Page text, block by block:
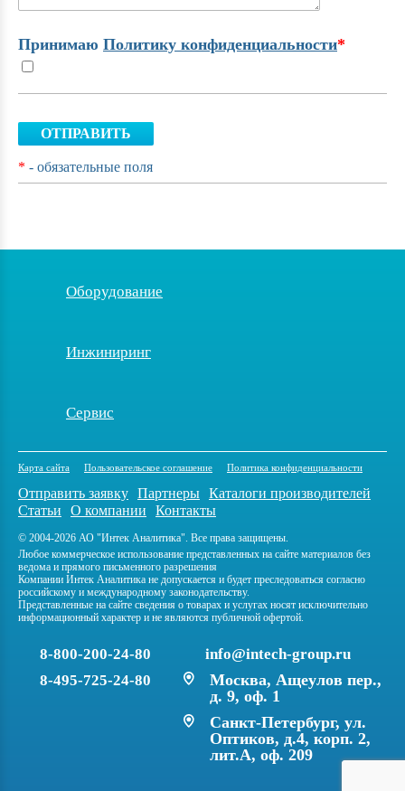
Принимаю Политику конфиденциальности*
ОТПРАВИТЬ
* - обязательные поля
Оборудование
Инжиниринг
Сервис
Карта сайта Пользовательское соглашение Политика конфиденциальности
Отправить заявку Партнеры Каталоги производителей
Статьи
О компании Контакты
© 2004-2026 АО "Интек Аналитика". Все права защищены.
Любое коммерческое использование представленных на сайте материалов без
ведома и прямого письменного разрешения
Компании Интек Аналитика не допускается и будет преследоваться согласно
российскому и международному законодательству.
Представленные на сайте сведения о товарах и услугах носят исключительно
информационный характер и не являются публичной офертой.
8-800-200-24-80
8-495-725-24-80
info@intech-group.ru
Москва, Ащеулов пер.,
д. 9, оф. 1
Санкт-Петербург, ул.
Оптиков, д.4, корп. 2,
лит.А, оф. 209